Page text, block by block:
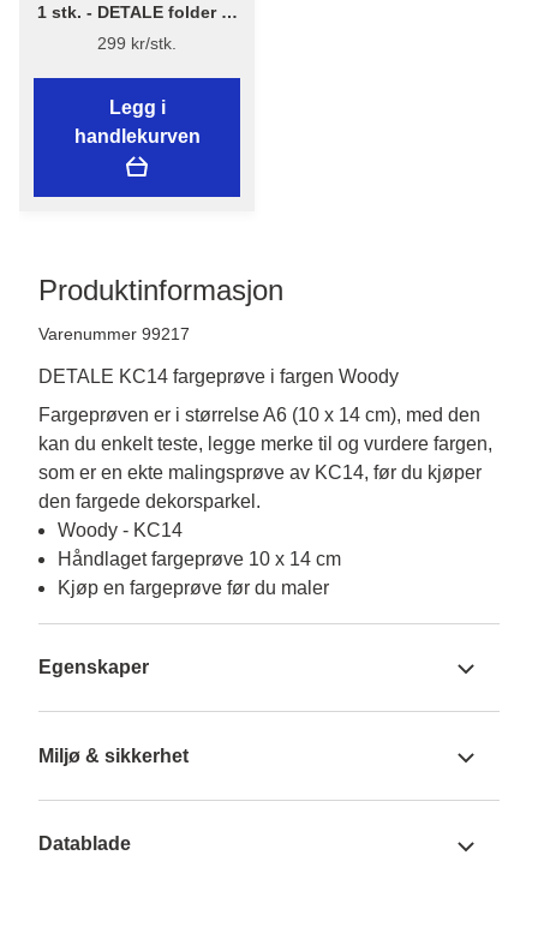
1 stk. - DETALE folder 3-
in-1 - KABRIC, KC14, Matt
Paint
299 kr/stk.
Legg i
handlekurven
Produktinformasjon
Varenummer 99217
DETALE KC14 fargeprøve i fargen Woody
Fargeprøven er i størrelse A6 (10 x 14 cm), med den
kan du enkelt teste, legge merke til og vurdere fargen,
som er en ekte malingsprøve av KC14, før du kjøper
den fargede dekorsparkel.
Woody - KC14
Håndlaget fargeprøve 10 x 14 cm
Kjøp en fargeprøve før du maler
Egenskaper
Miljø & sikkerhet
Datablade